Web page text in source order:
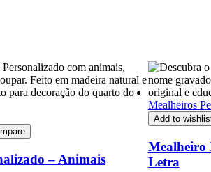
– Animais
Mealheiros
Add to
Mealheiro
Letra